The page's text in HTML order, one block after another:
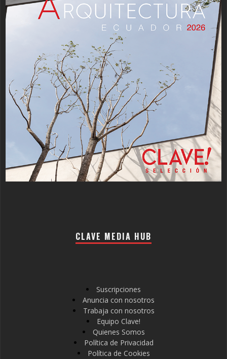
CLAVE MEDIA HUB
Suscripciones
Anuncia con nosotros
Trabaja con nosotros
Equipo Clave!
Quienes Somos
Política de Privacidad
Política de Cookies